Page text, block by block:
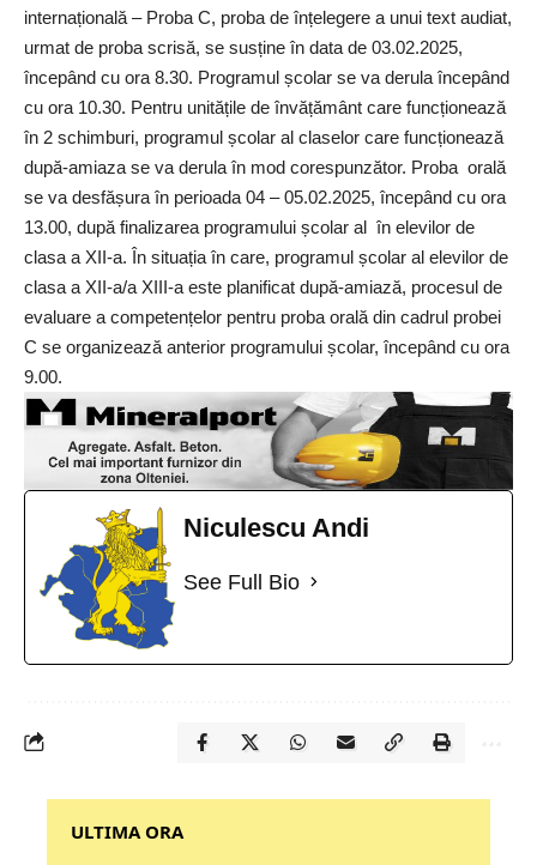
internațională – Proba C, proba de înțelegere a unui text audiat,
urmat de proba scrisă, se susține în data de 03.02.2025,
începând cu ora 8.30. Programul școlar se va derula începând
cu ora 10.30. Pentru unitățile de învățământ care funcționează
în 2 schimburi, programul școlar al claselor care funcționează
după-amiaza se va derula în mod corespunzător. Proba orală
se va desfășura în perioada 04 – 05.02.2025, începând cu ora
13.00, după finalizarea programului școlar al în elevilor de
clasa a XII-a. În situația în care, programul școlar al elevilor de
clasa a XII-a/a XIII-a este planificat după-amiază, procesul de
evaluare a competențelor pentru proba orală din cadrul probei
C se organizează anterior programului școlar, începând cu ora
9.00.
Niculescu Andi
See Full Bio
‎‎‎‎‎‎‎ULTIMA ORA